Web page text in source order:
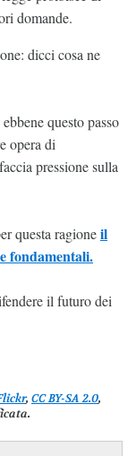
domande.
dicci cosa ne
questo passo
opera di
pressione sulla
questa ragioneil
fondamentali.
il futuro dei
, CC BY-SA 2.0,